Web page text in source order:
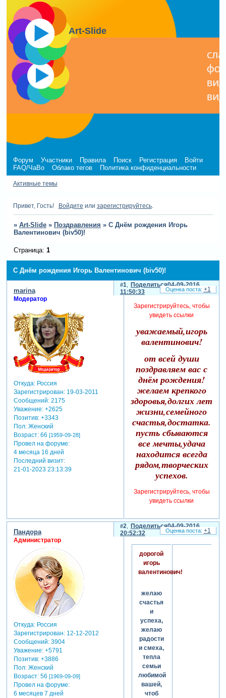
Art-Slide
Форум Участники Правила Поиск Регистрация
Войти
FAQ/ЧаВо
Облако тегов Политика конфиденциальности
Активные темы
Привет, Гость! Войдите или зарегистрируйтесь.
» Art-Slide » Поздравления » С Днём рождения Игорь
Валентинович (biv50)!
С Днём рождения Игорь Валентинович (biv50)!
Страница: 1
Поделиться
1
04-09-2016
11:50:33
marina
Модератор
Откуда:Россия
Зарегистрирован: 19-03-2011
Сообщений:2175
Уважение: +2625
Позитив: +3343
Пол:Женский
Возраст:66 [1959-09-28]
Провел на форуме:
4 месяца 16 дней
Последний визит:
21-01-2023 23:13:39
Зарегистрируйтесь, чтобы
увидеть ссылки
уважаемый,игорь
валентинович!
от всей души
поздравляем вас с
днём рождения!
желаем крепкого
здоровья,долгих лет
жизни,семейного
счастья,достатка.
пусть сбываются
все мечты,удача
находится всегда
рядом,творческих
успехов.
Зарегистрируйтесь, чтобы
увидеть ссылки
+1
Поделиться
2
04-09-2016
20:52:32
Пандора
Администратор
Откуда:Россия
Зарегистрирован: 12-12-2012
Сообщений:3904
Уважение: +5791
Позитив: +3886
Пол:Женский
Возраст:56 [1969-09-09]
Провел на форуме:
6 месяцев 7 дней
дорогой
игорь
валентинович!
желаю
счастья
и
успеха,
желаю
радости
и смеха,
тепла
семьи
любимой
вашей,
чтоб
+1